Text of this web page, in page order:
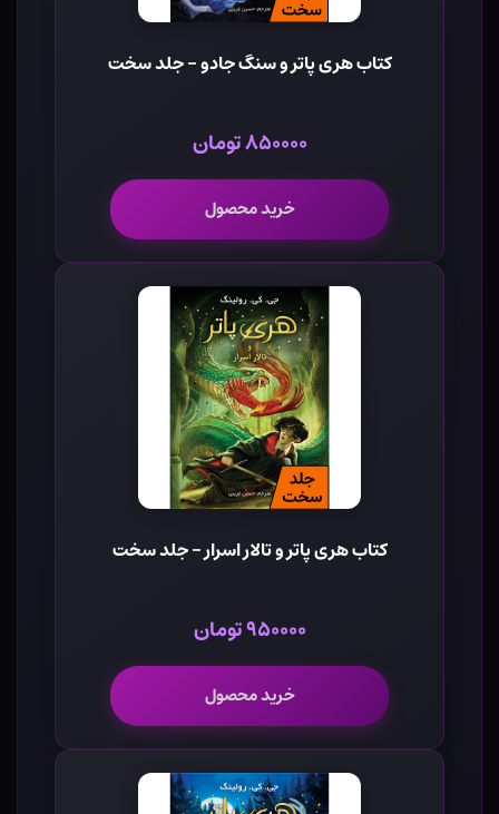
کتاب هری پاتر و سنگ جادو - جلد سخت
۸۵۰۰۰۰ تومان
خرید محصول
کتاب هری پاتر و تالار اسرار - جلد سخت
۹۵۰۰۰۰ تومان
خرید محصول